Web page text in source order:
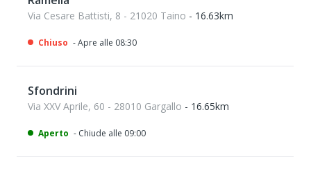
Via Cesare Battisti, 8 - 21020 Taino - 16.63km
Chiuso - Apre alle 08:30
Sfondrini
Via XXV Aprile, 60 - 28010 Gargallo - 16.65km
Aperto - Chiude alle 09:00